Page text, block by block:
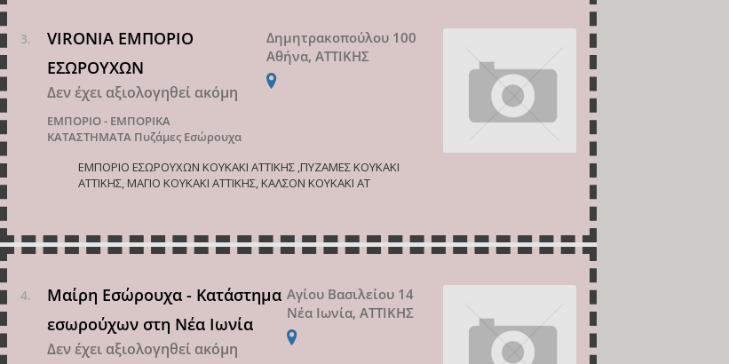
VIRONIA ΕΜΠΟΡΙΟ
ΕΣΩΡΟΥΧΩΝ
Δεν έχει αξιολογηθεί ακόμη
ΕΜΠΟΡΙΟ - ΕΜΠΟΡΙΚΑ
ΚΑΤΑΣΤΗΜΑΤΑ Πυζάμες Εσώρουχα
Δημητρακοπούλου 100
Αθήνα, ΑΤΤΙΚΗΣ
ΕΜΠΟΡΙΟ ΕΣΩΡΟΥΧΩΝ ΚΟΥΚΑΚΙ ΑΤΤΙΚΗΣ ,ΠΥΖΑΜΕΣ ΚΟΥΚΑΚΙ
ΑΤΤΙΚΗΣ, ΜΑΓΙΟ ΚΟΥΚΑΚΙ ΑΤΤΙΚΗΣ, ΚΑΛΣΟΝ ΚΟΥΚΑΚΙ ΑΤ
Μαίρη Εσώρουχα - Κατάστημα
εσωρούχων στη Νέα Ιωνία
Δεν έχει αξιολογηθεί ακόμη
Αγίου Βασιλείου 14
Νέα Ιωνία, ΑΤΤΙΚΗΣ